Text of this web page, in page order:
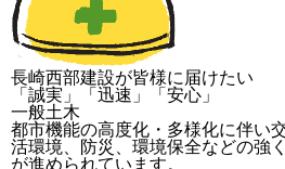
長崎西部建設が皆様に届けたい
「誠実」「迅速」「安心」
一般土木
都市機能の高度化・多様化に伴い
活環境、防災、環境保全などの強
が進められています。